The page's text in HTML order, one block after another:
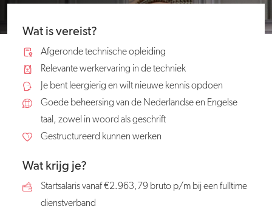
Wat is vereist?
Afgeronde technische opleiding
Relevante werkervaring in de techniek
Je bent leergierig en wilt nieuwe kennis opdoen
Goede beheersing van de Nederlandse en Engelse
taal, zowel in woord als geschrift
Gestructureerd kunnen werken
Wat krijg je?
Startsalaris vanaf €2.963,79 bruto p/m bij een fulltime
dienstverband